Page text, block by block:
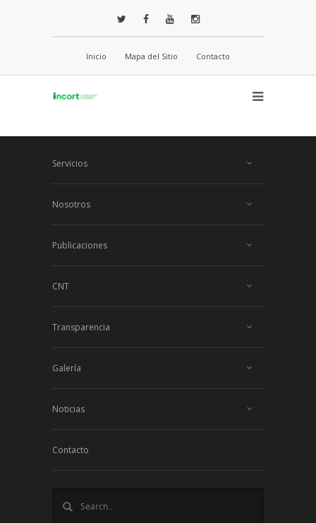
Inicio Mapa del Sitio Contacto
Servicios
Nosotros
Publicaciones
CNT
Transparencia
Galería
Noticias
Contacto